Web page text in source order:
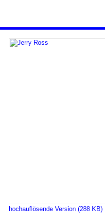
hochauflösende Version (288 KB)